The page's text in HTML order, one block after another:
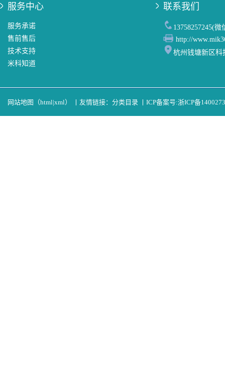
服务中心
服务承诺
售前售后
技术支持
米科知道
联系我们
13758257245(微
http://
杭州钱塘新区科
网站地图（html|xml） 友情链接： 分类目录 ICP备案号:浙ICP备